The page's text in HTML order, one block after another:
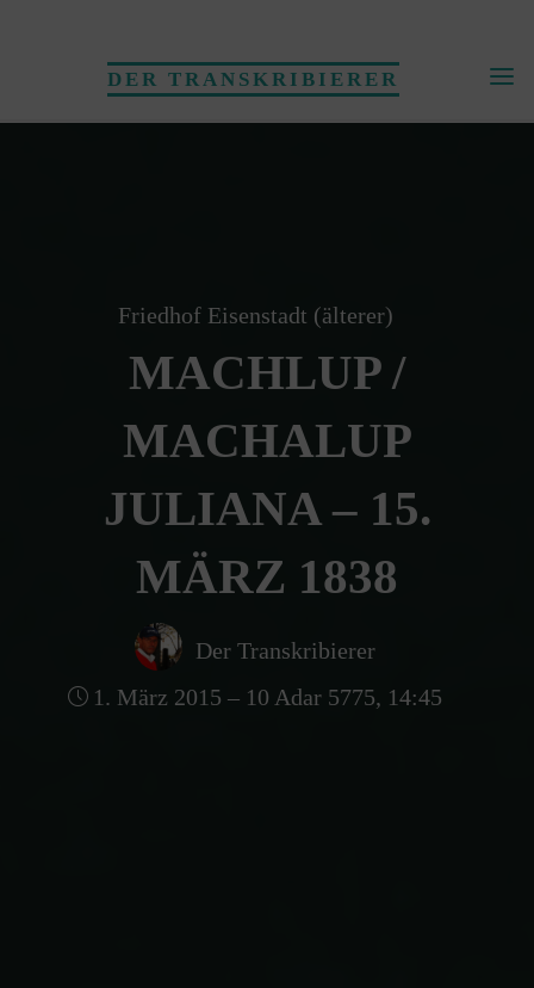
DER TRANSKRIBIERER
Friedhof Eisenstadt (älterer)
MACHLUP /
MACHALUP
JULIANA – 15.
MÄRZ 1838
Der Transkribierer
1. März 2015 – 10 Adar 5775, 14:45